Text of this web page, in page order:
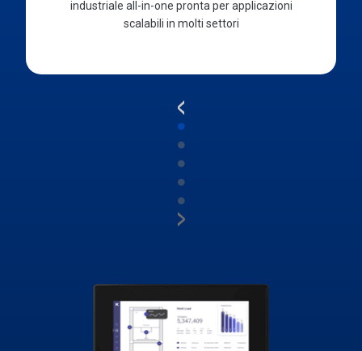
industriale all-in-one pronta per applicazioni
scalabili in molti settori
<
●
●
●
●
●
>